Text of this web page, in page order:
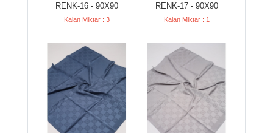
RENK-16 - 90X90
Kalan Miktar : 3
RENK-17 - 90X90
Kalan Miktar : 1